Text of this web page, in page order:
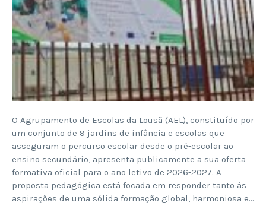
O Agrupamento de Escolas da Lousã (AEL), constituído por
um conjunto de 9 jardins de infância e escolas que
asseguram o percurso escolar desde o pré-escolar ao
ensino secundário, apresenta publicamente a sua oferta
formativa oficial para o ano letivo de 2026-2027. A
proposta pedagógica está focada em responder tanto às
aspirações de uma sólida formação global, harmoniosa e…